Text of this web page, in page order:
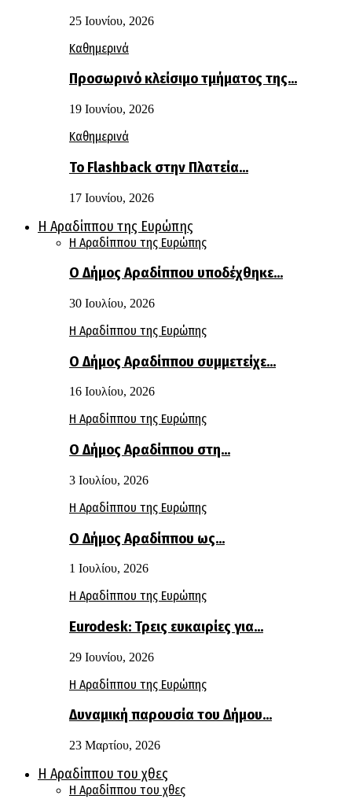
25 Ιουνίου, 2026
Καθημερινά
Προσωρινό κλείσιμο τμήματος της…
19 Ιουνίου, 2026
Καθημερινά
Το Flashback στην Πλατεία…
17 Ιουνίου, 2026
Η Αραδίππου της Ευρώπης
Η Αραδίππου της Ευρώπης
Ο Δήμος Αραδίππου υποδέχθηκε…
30 Ιουλίου, 2026
Η Αραδίππου της Ευρώπης
Ο Δήμος Αραδίππου συμμετείχε…
16 Ιουλίου, 2026
Η Αραδίππου της Ευρώπης
Ο Δήμος Αραδίππου στη…
3 Ιουλίου, 2026
Η Αραδίππου της Ευρώπης
Ο Δήμος Αραδίππου ως…
1 Ιουλίου, 2026
Η Αραδίππου της Ευρώπης
Eurodesk: Τρεις ευκαιρίες για…
29 Ιουνίου, 2026
Η Αραδίππου της Ευρώπης
Δυναμική παρουσία του Δήμου…
23 Μαρτίου, 2026
Η Αραδίππου του χθες
Η Αραδίππου του χθες